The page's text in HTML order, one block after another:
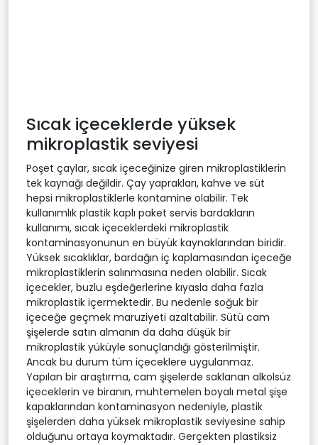
Sıcak içeceklerde yüksek
mikroplastik seviyesi
Poşet çaylar, sıcak içeceğinize giren mikroplastiklerin
tek kaynağı değildir. Çay yaprakları, kahve ve süt
hepsi mikroplastiklerle kontamine olabilir. Tek
kullanımlık plastik kaplı paket servis bardakların
kullanımı, sıcak içeceklerdeki mikroplastik
kontaminasyonunun en büyük kaynaklarından biridir.
Yüksek sıcaklıklar, bardağın iç kaplamasından içeceğe
mikroplastiklerin salınmasına neden olabilir. Sıcak
içecekler, buzlu eşdeğerlerine kıyasla daha fazla
mikroplastik içermektedir. Bu nedenle soğuk bir
içeceğe geçmek maruziyeti azaltabilir. Sütü cam
şişelerde satın almanın da daha düşük bir
mikroplastik yüküyle sonuçlandığı gösterilmiştir.
Ancak bu durum tüm içeceklere uygulanmaz.
Yapılan bir araştırma, cam şişelerde saklanan alkolsüz
içeceklerin ve biranın, muhtemelen boyalı metal şişe
kapaklarından kontaminasyon nedeniyle, plastik
şişelerden daha yüksek mikroplastik seviyesine sahip
olduğunu ortaya koymaktadır. Gerçekten plastiksiz